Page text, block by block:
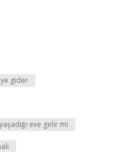
gider
eve gelir mi